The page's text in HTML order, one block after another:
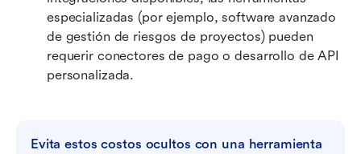
especializadas (por ejemplo, software avanzado
de gestión de riesgos de proyectos) pueden
requerir conectores de pago o desarrollo de API
personalizada.
Evita estos costos ocultos con una herramienta